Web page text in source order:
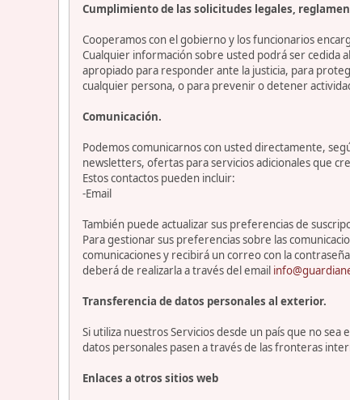
Cumplimiento de las solicitudes legales,
Cooperamos con el gobierno y los funcionarios
Cualquier información sobre usted podrá ser cedida
apropiado para responder ante la justicia, para
cualquier persona, o para prevenir o detener
Comunicación.
Podemos comunicarnos con usted directamente,
newsletters, ofertas para servicios adicionales que
Estos contactos pueden incluir:
-Email
También puede actualizar sus preferencias de
Para gestionar sus preferencias sobre las
comunicaciones y recibirá un correo con la
deberá de realizarla a través del email
Transferencia de datos personales al exterior.
Si utiliza nuestros Servicios desde un país que no
datos personales pasen a través de las fronteras
Enlaces a otros sitios web